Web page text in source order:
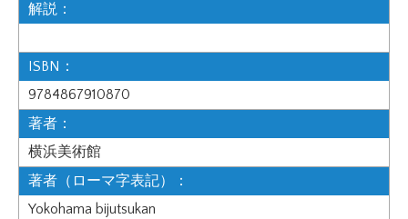
解説：
ISBN：
9784867910870
著者：
横浜美術館
著者（ローマ字表記）：
Yokohama bijutsukan